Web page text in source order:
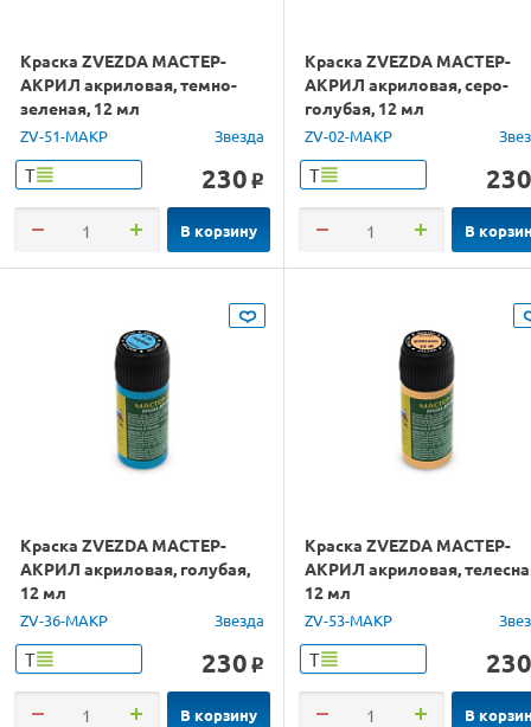
Краска ZVEZDA МАСТЕР-
АКРИЛ акриловая, темно-
зеленая, 12 мл
ZV-51-МАКР Звезда
Т 230 o
В корзину
Краска ZVEZDA МАСТЕР-
АКРИЛ акриловая, серо-
голубая, 12 мл
ZV-02-МАКР
Т 230
В
Краска ZVEZDA МАСТЕР-
АКРИЛ акриловая, голубая,
12 мл
ZV-36-МАКР Звезда
Т 230 o
В корзину
Краска ZVEZDA МАСТЕР-
АКРИЛ акриловая,
12 мл
ZV-53-МАКР
Т 230
В